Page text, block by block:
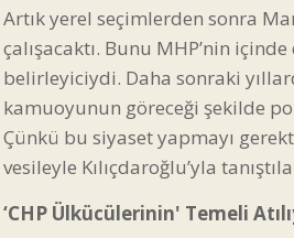
Artık yerel seçimlerden sonra
çalışacaktı. Bunu MHP’nin
belirleyiciydi. Daha sonraki
kamuoyunun göreceği şekilde
Çünkü bu siyaset yapmayı
vesileyle Kılıçdaroğlu’yla
‘CHP Ülkücülerinin' Temeli